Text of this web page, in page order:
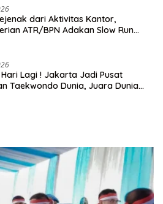
dari Aktivitas Kantor,
ATR/BPN Adakan Slow Run
Lagi ! Jakarta Jadi Pusat
Taekwondo Dunia, Juara Dunia